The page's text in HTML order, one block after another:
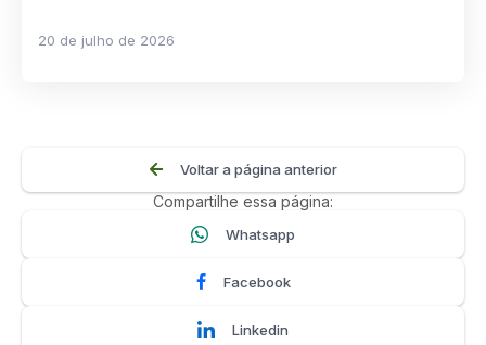
20 de julho de 2026
Voltar a página anterior
Compartilhe essa página:
Whatsapp
Facebook
Linkedin